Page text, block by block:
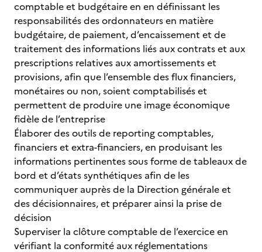
comptable et budgétaire en en définissant les
responsabilités des ordonnateurs en matière
budgétaire, de paiement, d’encaissement et de
traitement des informations liés aux contrats et aux
prescriptions relatives aux amortissements et
provisions, afin que l’ensemble des flux financiers,
monétaires ou non, soient comptabilisés et
permettent de produire une image économique
fidèle de l’entreprise
Élaborer des outils de reporting comptables,
financiers et extra-financiers, en produisant les
informations pertinentes sous forme de tableaux de
bord et d’états synthétiques afin de les
communiquer auprès de la Direction générale et
des décisionnaires, et préparer ainsi la prise de
décision
Superviser la clôture comptable de l’exercice en
vérifiant la conformité aux réglementations